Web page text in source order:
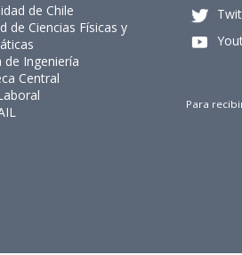
de Chile
de Ciencias Físicas y
de Ingeniería
Central
Para